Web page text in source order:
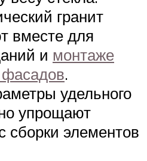
гранит
вместе для
и монтаже
.
удельного
упрощают
сборки элементов